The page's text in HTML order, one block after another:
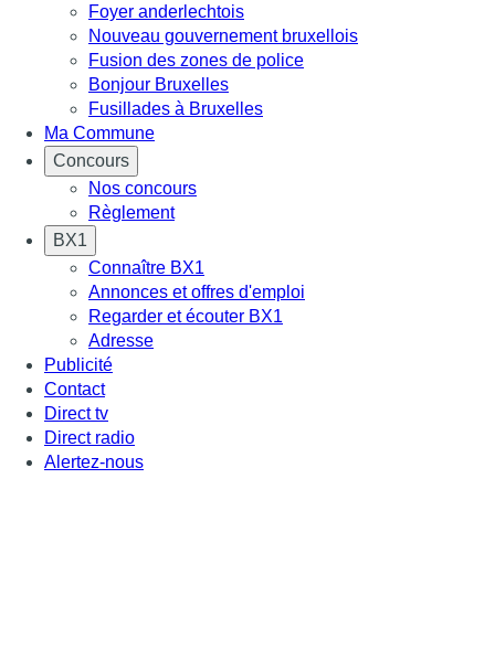
Foyer anderlechtois
Nouveau gouvernement bruxellois
Fusion des zones de police
Bonjour Bruxelles
Fusillades à Bruxelles
Ma Commune
Concours
Nos concours
Règlement
BX1
Connaître BX1
Annonces et offres d'emploi
Regarder et écouter BX1
Adresse
Publicité
Contact
Direct tv
Direct radio
Alertez-nous